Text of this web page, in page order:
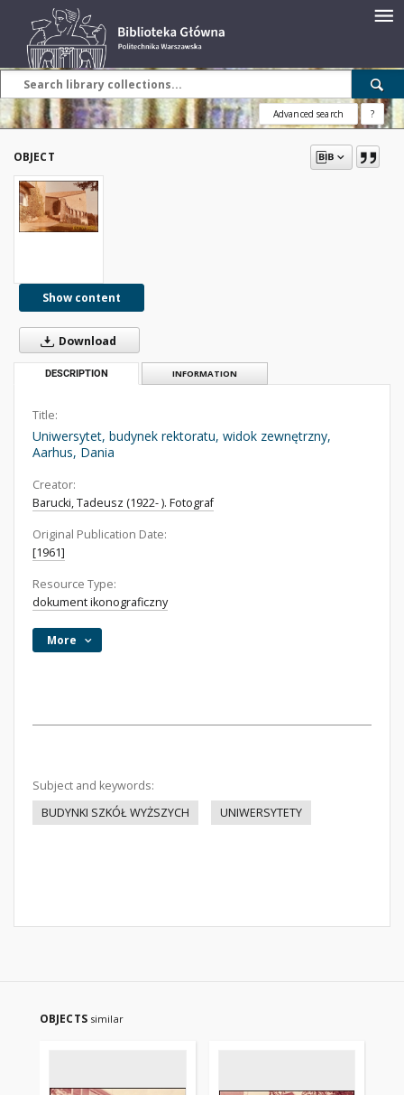
Advanced search ?
OBJECT
Show content
Download
DESCRIPTION INFORMATION
Title:
Uniwersytet, budynek rektoratu, widok zewnętrzny,
Aarhus, Dania
Creator:
Barucki, Tadeusz (1922- ). Fotograf
Original Publication Date:
[1961]
Resource Type:
dokument ikonograficzny
More
Subject and keywords:
BUDYNKI SZKÓŁ WYŻSZYCH
UNIWERSYTETY
OBJECTS similar